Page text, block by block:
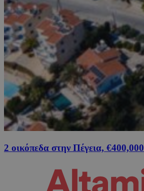
2 οικόπεδα στην Πέγεια, €400,000